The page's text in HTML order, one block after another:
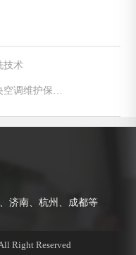
技术
调维护保养
济南、杭州、成都等
Right Reserved